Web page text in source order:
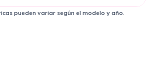
pueden variar según el modelo y año.